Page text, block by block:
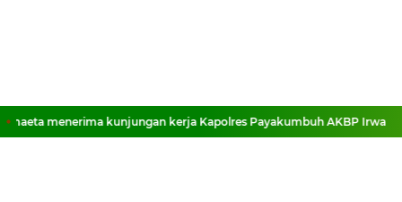
menerima kunjungan kerja Kapolres Payakumbuh AKBP Irwan